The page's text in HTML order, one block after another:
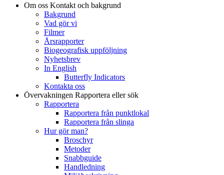
Om oss Kontakt och bakgrund
Bakgrund
Vad gör vi
Filmer
Årsrapporter
Biogeografisk uppföljning
Nyhetsbrev
In English
Butterfly Indicators
Kontakta oss
Övervakningen Rapportera eller sök
Rapportera
Rapportera från punktlokal
Rapportera från slinga
Hur gör man?
Broschyr
Metoder
Snabbguide
Handledning